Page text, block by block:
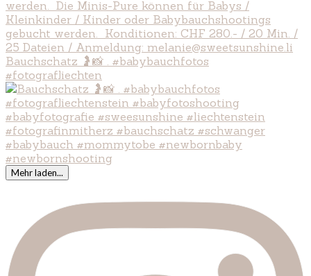
Bauchschatz 🤰📸 . #babybauchfotos
#fotografliechten
Mehr laden...